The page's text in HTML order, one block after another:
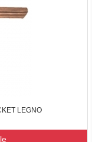
LEGNO